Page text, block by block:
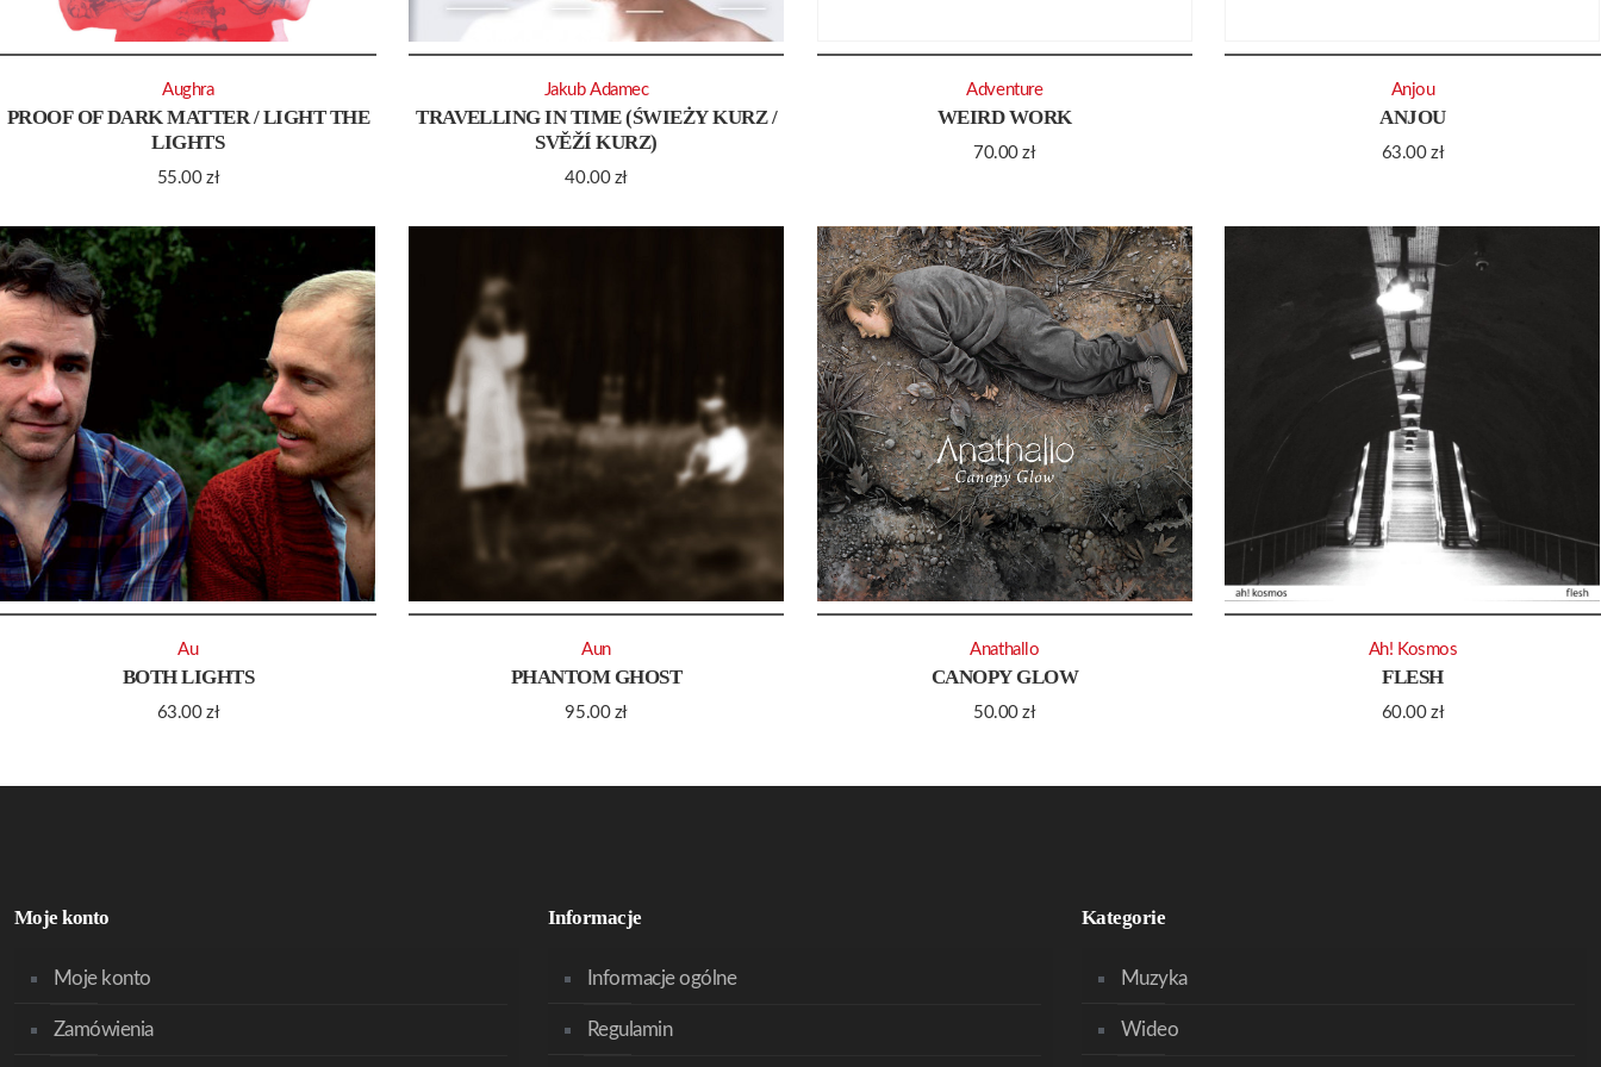
PROOF OF DARK MATTER / LIGHT THE
LIGHTS
55.00zł
Aughra
TRAVELLING IN TIME (ŚWIEŻY KURZ /
SVĚŽÍ KURZ)
40.00 zł
Jakub Adamec
WEIRD WORK
70.00zł
Adventure
ANJOU
63.00zł
Anjou
BOTH LIGHTS
63.00zł
Au
PHANTOM GHOST
95.00 zł
Aun
CANOPY GLOW
50.00zł
Anathallo
FLESH
60.00zł
Ah! Kosmos
Moje konto
Moje konto
Zamówienia
Informacje
Informacje ogólne
Regulamin
Kategorie
Muzyka
Wideo